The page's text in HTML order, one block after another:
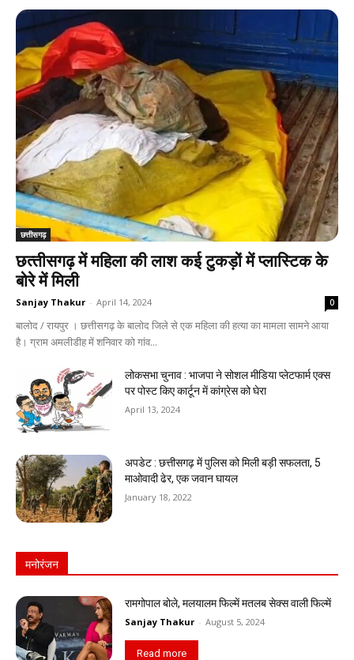
छत्तीसगढ़
छत्‍तीसगढ़ में महिला की लाश कई टुकड़ों में प्‍लास्टिक के
बोरे में मिली
Sanjay Thakur - April 14, 2024 0
बालोद / रायपुर । छत्तीसगढ़ के बालोद जिले से एक महिला की हत्या का मामला सामने आया
है। ग्राम अमलीडीह में शनिवार को गांव...
लोकसभा चुनाव : भाजपा ने सोशल मीडिया प्लेटफार्म एक्स
पर पोस्ट किए कार्टून में कांग्रेस को घेरा
April 13, 2024
अपडेट : छत्तीसगढ़ में पुलिस को मिली बड़ी सफलता, 5
माओवादी ढेर, एक जवान घायल
January 18, 2022
मनोरंजन
रामगोपाल बोले, मलयालम फिल्में मतलब सेक्स वाली फिल्में
Sanjay Thakur - August 5, 2024
Read more